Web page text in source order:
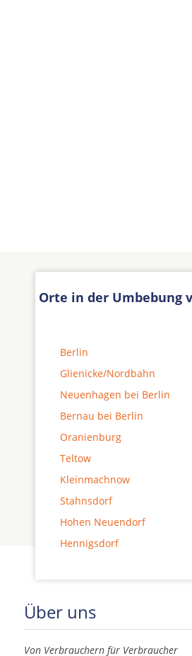
Orte in der Umbebung
Berlin
Glienicke/Nordbahn
Neuenhagen bei Berlin
Bernau bei Berlin
Oranienburg
Teltow
Kleinmachnow
Stahnsdorf
Hohen Neuendorf
Hennigsdorf
Über uns
Von Verbrauchern für Verbraucher